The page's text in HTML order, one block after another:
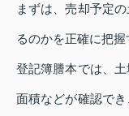
まずは、売却予定
るのかを正確に把握
登記簿謄本では、土
面積などが確認で